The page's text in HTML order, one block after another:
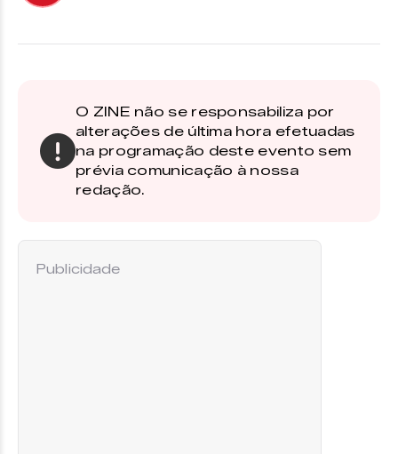
O ZINE não se responsabiliza por
alterações de última hora efetuadas
na programação deste evento sem
prévia comunicação à nossa
redação.
Publicidade